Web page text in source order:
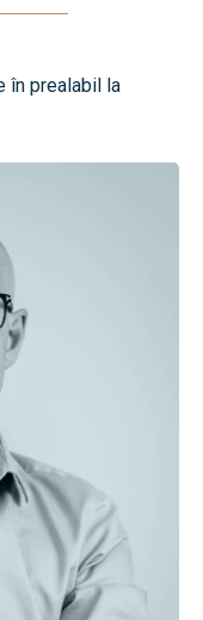
în prealabil la